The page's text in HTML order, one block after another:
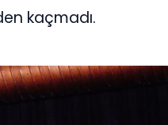
kaçmadı.